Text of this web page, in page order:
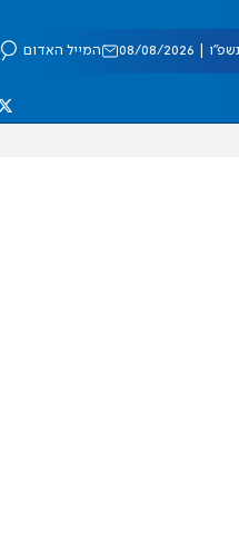
08/2026 המייל האדום